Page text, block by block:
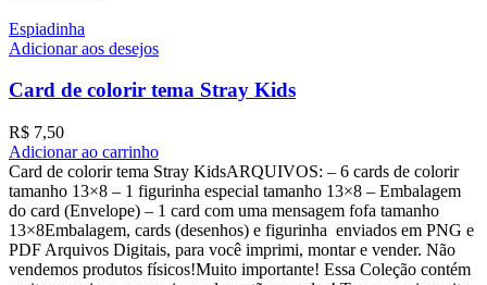
Espiadinha
Adicionar aos desejos
Card de colorir tema Stray Kids
R$ 7,50
Adicionar ao carrinho
Card de colorir tema Stray KidsARQUIVOS: – 6 cards de colorir
tamanho 13×8 – ⁠1 figurinha especial tamanho 13×8 – ⁠Embalagem
do card (Envelope) – ⁠1 card com uma mensagem fofa tamanho
13×8Embalagem, cards (desenhos) e figurinha enviados em PNG e
PDF Arquivos Digitais, para você imprimi, montar e vender. Não
vendemos produtos físicos!Muito importante! Essa Coleção contém